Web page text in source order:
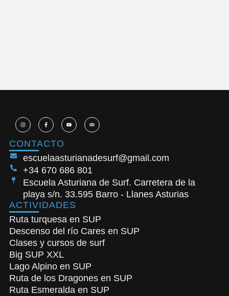
CONTACTO
escuelaasturianadesurf@gmail.com
+34 670 686 801
Escuela Asturiana de Surf. Carretera de la
playa s/n. 33.595 Barro - Llanes Asturias
ACTIVIDADES
Ruta turquesa en SUP
Descenso del río Cares en SUP
Clases y cursos de surf
Big SUP XXL
Lago Alpino en SUP
Ruta de los Dragones en SUP
Ruta Esmeralda en SUP